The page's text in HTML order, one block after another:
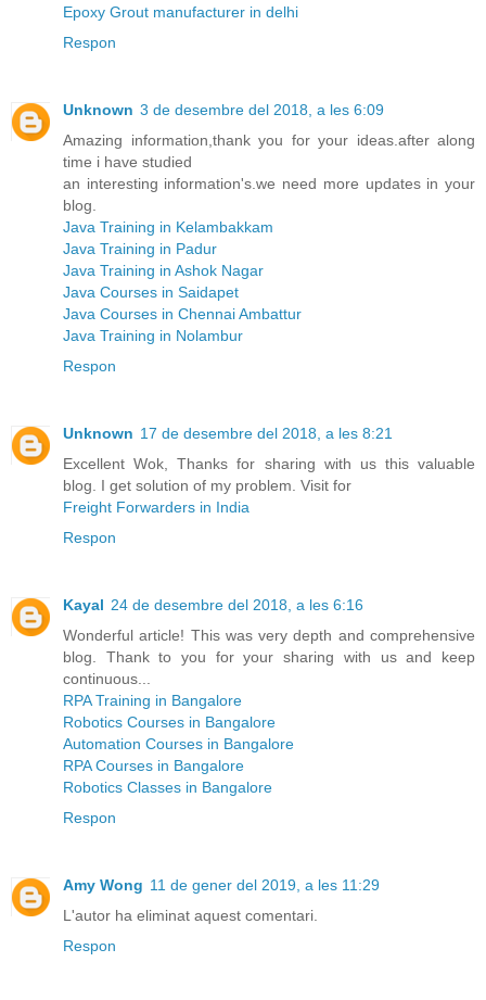
Epoxy Grout manufacturer in delhi
Respon
Unknown 3 de desembre del 2018, a les 6:09
Amazing information,thank you for your ideas.after along
time i have studied
an interesting information's.we need more updates in your
blog.
Java Training in Kelambakkam
Java Training in Padur
Java Training in Ashok Nagar
Java Courses in Saidapet
Java Courses in Chennai Ambattur
Java Training in Nolambur
Respon
Unknown 17 de desembre del 2018, a les 8:21
Excellent Wok, Thanks for sharing with us this valuable
blog. I get solution of my problem. Visit for
Freight Forwarders in India
Respon
Kayal 24 de desembre del 2018, a les 6:16
Wonderful article! This was very depth and comprehensive
blog. Thank to you for your sharing with us and keep
continuous...
RPA Training in Bangalore
Robotics Courses in Bangalore
Automation Courses in Bangalore
RPA Courses in Bangalore
Robotics Classes in Bangalore
Respon
Amy Wong 11 de gener del 2019, a les 11:29
L'autor ha eliminat aquest comentari.
Respon